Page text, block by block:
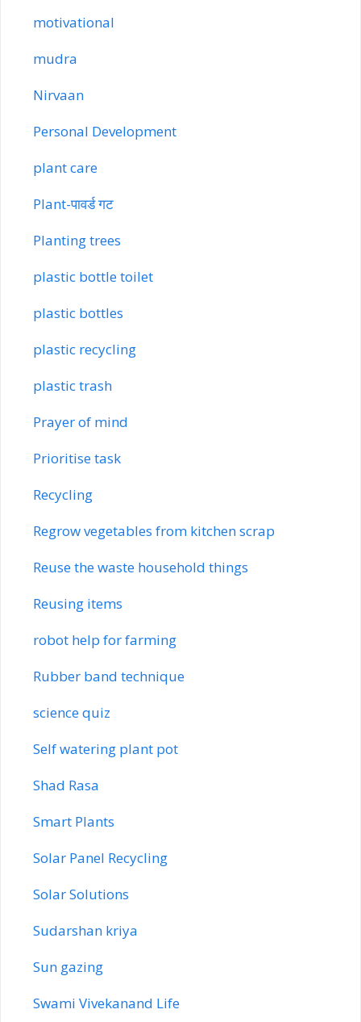
motivational
mudra
Nirvaan
Personal Development
plant care
Plant-पावर्ड गट
Planting trees
plastic bottle toilet
plastic bottles
plastic recycling
plastic trash
Prayer of mind
Prioritise task
Recycling
Regrow vegetables from kitchen scrap
Reuse the waste household things
Reusing items
robot help for farming
Rubber band technique
science quiz
Self watering plant pot
Shad Rasa
Smart Plants
Solar Panel Recycling
Solar Solutions
Sudarshan kriya
Sun gazing
Swami Vivekanand Life